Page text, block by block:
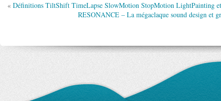
« Définitions TiltShift TimeLapse SlowMotion StopMotion LightPainting et
RESONANCE – La mégaclaque sound design et